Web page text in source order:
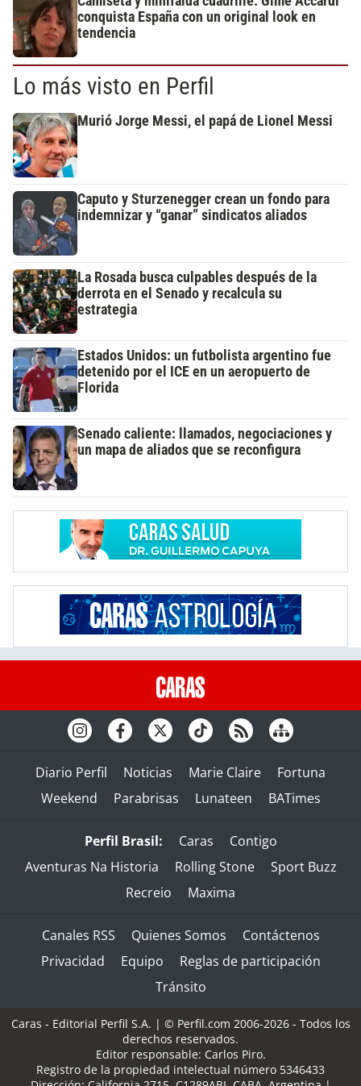
conquista España con un original look en
tendencia
Lo más visto en Perfil
Murió Jorge Messi, el papá de Lionel Messi
Caputo y Sturzenegger crean un fondo para
indemnizar y “ganar” sindicatos aliados
La Rosada busca culpables después de la
derrota en el Senado y recalcula su
estrategia
Estados Unidos: un futbolista argentino fue
detenido por el ICE en un aeropuerto de
Florida
Senado caliente: llamados, negociaciones y
un mapa de aliados que se reconfigura
Diario Perfil Noticias Marie Claire
Fortuna
Weekend
Parabrisas Lunateen BATimes
Perfil Brasil: Caras
Contigo
Aventuras Na Historia
Rolling Stone
Sport Buzz
Recreio
Maxima
Canales RSS Quienes Somos
Contáctenos
Privacidad
Equipo
Reglas de participación
Tránsito
Caras - Editorial Perfil S.A. | © Perfil.com 2006-2026 - Todos los
derechos reservados.
Editor responsable: Carlos Piro.
Registro de la propiedad intelectual número 5346433